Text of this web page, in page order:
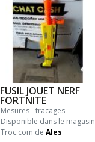
FUSIL JOUET NERF
FORTNITE
mesures - tracages
Disponible dans le magasin
Troc.com de Ales